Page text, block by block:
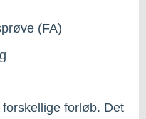
(FA)
forløb. Det